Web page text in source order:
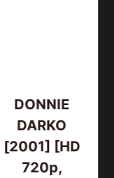
DONNIE
DARKO
[2001] [HD
720p,